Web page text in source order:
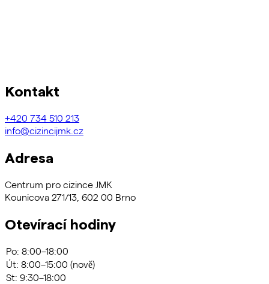
Kontakt
+420 734 510 213
info@cizincijmk.cz
Adresa
Centrum pro cizince JMK
Kounicova 271/13, 602 00 Brno
Otevírací hodiny